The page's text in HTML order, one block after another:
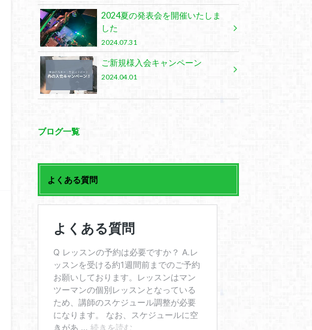
2024夏の発表会を開催いたしま
した
2024.07.31
ご新規様入会キャンペーン
2024.04.01
ブログ一覧
よくある質問